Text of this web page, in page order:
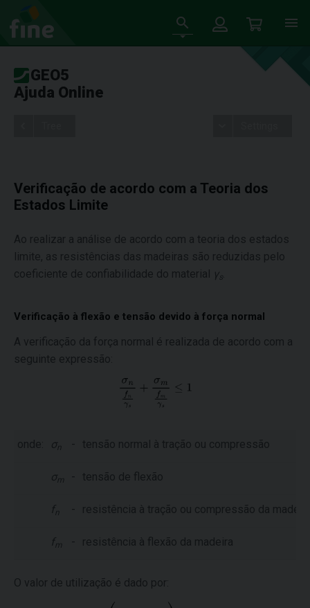
GEO5
Ajuda Online
Verificação de acordo com a Teoria dos
Estados Limite
Ao realizar a análise de acordo com a teoria dos estados
limite, as resistências das madeiras são reduzidas pelo
coeficiente de confiabilidade do material γs
Verificação à flexão e tensão devido à força normal
A verificação da força normal é realizada de acordo com a
seguinte expressão:
onde: σn - tensão normal à tração ou compressão
σm - tensão de flexão
fn - resistência à tração ou compressão da
fm - resistência à flexão da madeira
O valor de utilização é dado por: